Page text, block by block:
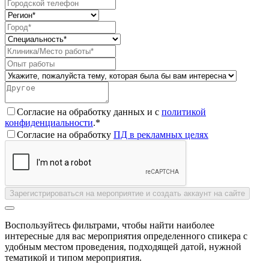
Согласие на обработку данных и с политикой
конфиденциальности.*
Согласие на обработку ПД в рекламных целях
Зарегистрироваться на мероприятие и создать аккаунт на сайте
Воспользуйтесь фильтрами, чтобы найти наиболее
интересные для вас мероприятия определенного спикера с
удобным местом проведения, подходящей датой, нужной
тематикой и типом мероприятия.